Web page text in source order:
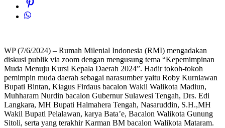
WP (7/6/2024) – Rumah Milenial Indonesia (RMI) mengadakan
diskusi publik via zoom dengan mengusung tema “Kepemimpinan
Muda Menuju Kursi Kepala Daerah 2024”. Hadir tokoh-tokoh
pemimpin muda daerah sebagai narasumber yaitu Roby Kurniawan
Bupati Bintan, Kiagus Firdaus bacalon Wakil Walikota Madiun,
Muhharam Nurdin bacalon Gubernur Sulawesi Tengah, Drs. Edi
Langkara, MH Bupati Halmahera Tengah, Nasaruddin, S.H.,MH
Wakil Bupati Pelalawan, karya Bata’e, Bacalon Walikota Gunung
Sitoli, serta yang terakhir Karman BM bacalon Walikota Mataram.